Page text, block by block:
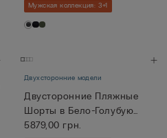
Мужская коллекция: 3+1
Двухсторонние модели
Двусторонние Пляжные
Шорты в Бело-Голубую
Полоску
5879,00 грн.